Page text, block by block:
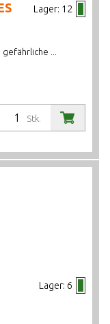
Lager: 12
...
Stk.
Lager: 6